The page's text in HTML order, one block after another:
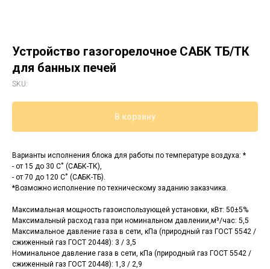
Устройство газогорелочное САБК ТБ/ТК
для банных печей
SKU:
В корзину
Варианты исполнения блока для работы по температуре воздуха: *
- от 15 до 30 С˚ (САБК-ТК),
- от 70 до 120 С˚ (САБК-ТБ).
*Возможно исполнение по техническому заданию заказчика.
Максимальная мощность газоиспользующей установки, кВт: 50±5%
Максимальный расход газа при номинальном давлении,м³/час: 5,5
Максимальное давление газа в сети, кПа (природный газ ГОСТ 5542 /
сжиженный газ ГОСТ 20448): 3 / 3,5
Номинальное давление газа в сети, кПа (природный газ ГОСТ 5542 /
сжиженный газ ГОСТ 20448): 1,3 / 2,9